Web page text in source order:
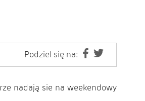
Podziel się na:
nadają sie na weekendowy